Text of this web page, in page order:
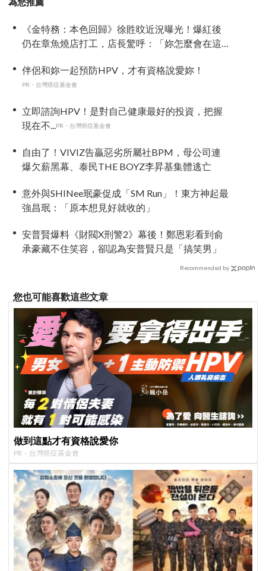
《金特務：本色回歸》徐貹旼近況曝光！爆紅後
仍在章魚燒店打工，店長驚呼：「妳怎麼會在這
伴侶和妳一起預防HPV，才有資格說愛妳！
PR・台灣癌症基金會
立即諮詢HPV！是對自己健康最好的投資，把握
現在不...PR・台灣癌症基金會
自由了！VIVIZ告贏惡劣所屬社BPM，母公司連
爆欠薪黑幕、泰民THE BOYZ李昇基集體逃亡
意外與SHINee珉豪促成「SM Run」！東方神起最
強昌珉：「原本想見好就收的」
安普賢爆料《財閥X刑警2》幕後！鄭恩彩看到俞
承豪藏不住笑容，卻認為安普賢只是「搞笑男」
Recommended by
您也可能喜歡這些文章
做到這點才有資格說愛你
PR・台灣癌症基金會